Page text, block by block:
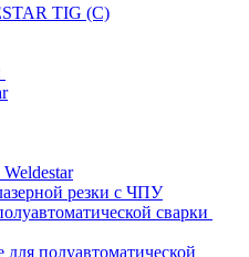
TIG (С)
резки с ЧПУ
сварки
полуавтоматической